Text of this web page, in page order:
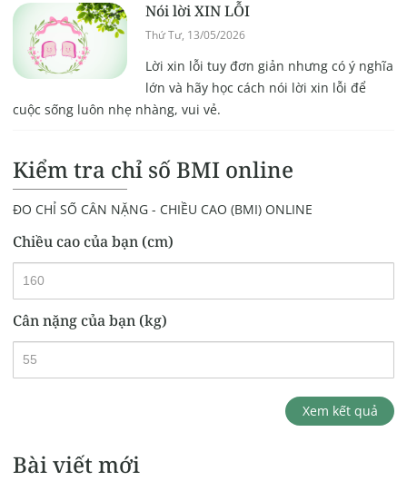
Nói lời XIN LỖI
Thứ Tư, 13/05/2026
Lời xin lỗi tuy đơn giản nhưng có ý nghĩa
lớn và hãy học cách nói lời xin lỗi để
cuộc sống luôn nhẹ nhàng, vui vẻ.
Kiểm tra chỉ số BMI online
ĐO CHỈ SỐ CÂN NẶNG - CHIỀU CAO (BMI) ONLINE
Chiều cao của bạn (cm)
Cân nặng của bạn (kg)
Xem kết quả
Bài viết mới